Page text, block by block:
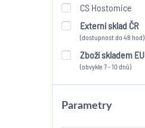
CS Hostomice
Externí sklad ČR
(dostupnost do 48 hod)
Zboží skladem EU
(obvykle 7 - 10 dnů)
Parametry